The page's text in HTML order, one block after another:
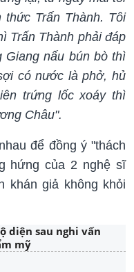
thức Trấn Thành. Tôi
Trấn Thành phải đáp
Giang nấu bún bò thì
có nước là phở, hủ
trứng lốc xoáy thì
Châu".
để đồng ý "thách
hứng của 2 nghệ sĩ
khán giả không khỏi
diện sau nghi vấn
mỹ